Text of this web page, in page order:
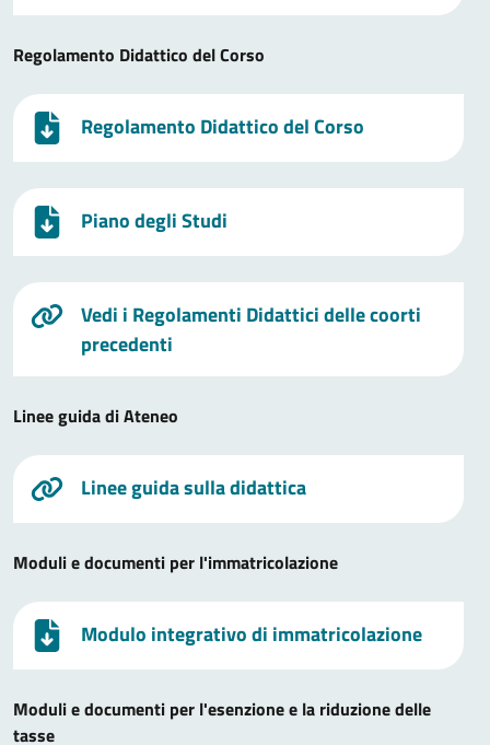
Regolamento Didattico del Corso
Regolamento Didattico del Corso
Piano degli Studi
Vedi i Regolamenti Didattici delle coorti
precedenti
Linee guida di Ateneo
Linee guida sulla didattica
Moduli e documenti per l'immatricolazione
Modulo integrativo di immatricolazione
Moduli e documenti per l'esenzione e la riduzione delle
tasse